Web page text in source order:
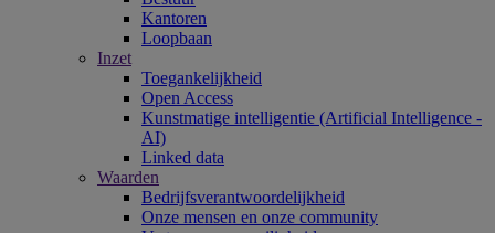
Kantoren
Loopbaan
Inzet
Toegankelijkheid
Open Access
Kunstmatige intelligentie (Artificial Intelligence -
AI)
Linked data
Waarden
Bedrijfsverantwoordelijkheid
Onze mensen en onze community